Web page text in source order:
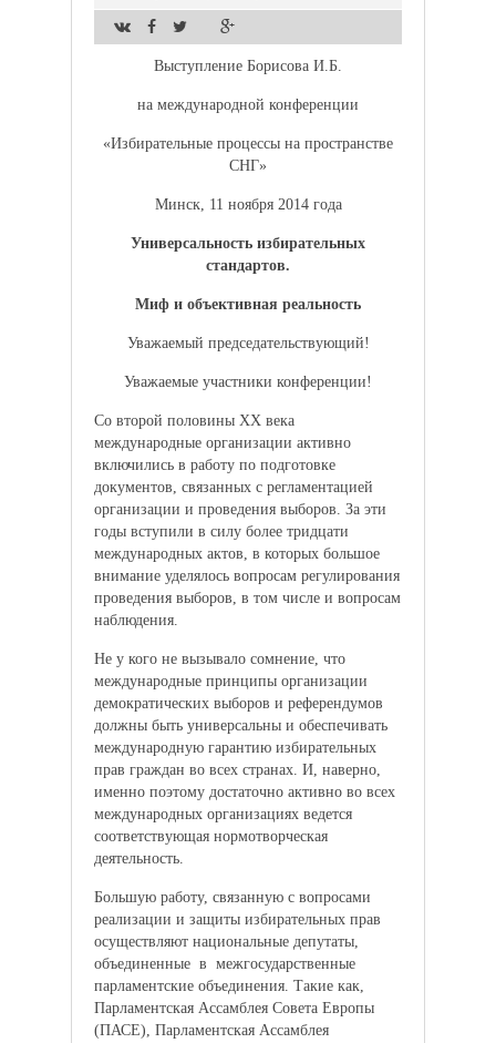
Выступление Борисова И.Б.
на международной конференции
«Избирательные процессы на пространстве
СНГ»
Минск, 11 ноября 2014 года
Универсальность избирательных
стандартов.
Миф и объективная реальность
Уважаемый председательствующий!
Уважаемые участники конференции!
Со второй половины XX века
международные организации активно
включились в работу по подготовке
документов, связанных с регламентацией
организации и проведения выборов. За эти
годы вступили в силу более тридцати
международных актов, в которых большое
внимание уделялось вопросам регулирования
проведения выборов, в том числе и вопросам
наблюдения.
Не у кого не вызывало сомнение, что
международные принципы организации
демократических выборов и референдумов
должны быть универсальны и обеспечивать
международную гарантию избирательных
прав граждан во всех странах. И, наверно,
именно поэтому достаточно активно во всех
международных организациях ведется
соответствующая нормотворческая
деятельность.
Большую работу, связанную с вопросами
реализации и защиты избирательных прав
осуществляют национальные депутаты,
объединенные в межгосударственные
парламентские объединения. Такие как,
Парламентская Ассамблея Совета Европы
(ПАСЕ), Парламентская Ассамблея